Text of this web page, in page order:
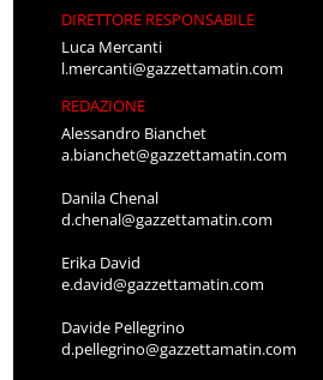
DIRETTORE RESPONSABILE
Luca Mercanti
l.mercanti@gazzettamatin.com
REDAZIONE
Alessandro Bianchet
a.bianchet@gazzettamatin.com
Danila Chenal
d.chenal@gazzettamatin.com
Erika David
e.david@gazzettamatin.com
Davide Pellegrino
d.pellegrino@gazzettamatin.com